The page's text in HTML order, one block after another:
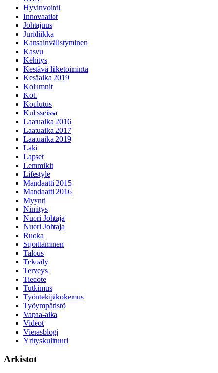
Hyvinvointi
Innovaatiot
Johtajuus
Juridiikka
Kansainvälistyminen
Kasvu
Kehitys
Kestävä liiketoiminta
Kesäaika 2019
Kolumnit
Koti
Koulutus
Kulisseissa
Laatuaika 2016
Laatuaika 2017
Laatuaika 2019
Laki
Lapset
Lemmikit
Lifestyle
Mandaatti 2015
Mandaatti 2016
Myynti
Nimitys
Nuori Johtaja
Nuori Johtaja
Ruoka
Sijoittaminen
Talous
Tekoäly
Terveys
Tiedote
Tutkimus
Työntekijäkokemus
Työympäristö
Vapaa-aika
Videot
Vierasblogi
Yrityskulttuuri
Arkistot